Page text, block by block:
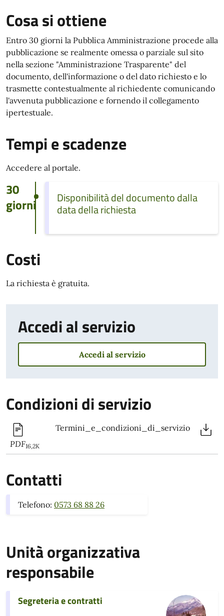
Cosa si ottiene
Entro 30 giorni la Pubblica Amministrazione procede alla
pubblicazione se realmente omessa o parziale sul sito
nella sezione "Amministrazione Trasparente" del
documento, dell'informazione o del dato richiesto e lo
trasmette contestualmente al richiedente comunicando
l'avvenuta pubblicazione e fornendo il collegamento
ipertestuale.
Tempi e scadenze
Accedere al portale.
30
giorni
Disponibilità del documento dalla
data della richiesta
Costi
La richiesta è gratuita.
Accedi al servizio
Accedi al servizio
Condizioni di servizio
PDF16,2K
Termini_e_condizioni_di_servizio
Contatti
Telefono: 0573 68 88 26
Unità organizzativa
responsabile
Segreteria e contratti